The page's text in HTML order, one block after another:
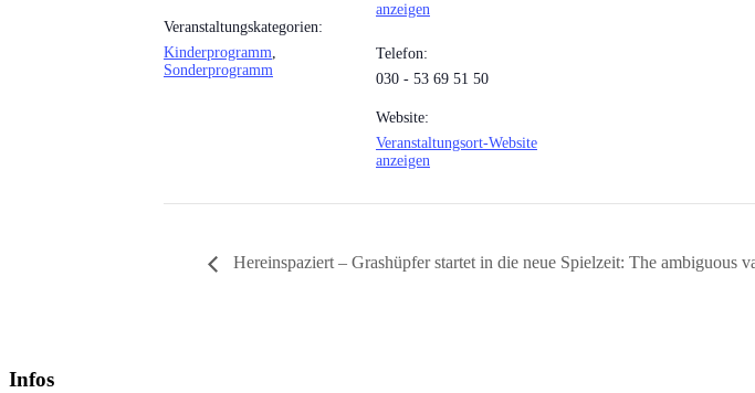
Veranstaltungskategorien:
Kinderprogramm,
Sonderprogramm
anzeigen
Telefon:
030 - 53 69 51 50
Website:
Veranstaltungsort-Website
anzeigen
Hereinspaziert – Grashüpfer startet in die neue Spielzeit: The ambiguous
Infos